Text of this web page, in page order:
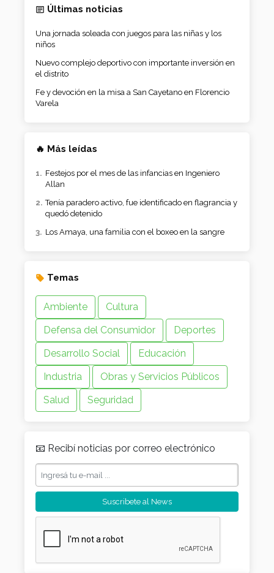
Últimas noticias
Una jornada soleada con juegos para las niñas y los
niños
Nuevo complejo deportivo con importante inversión en
el distrito
Fe y devoción en la misa a San Cayetano en Florencio
Varela
🔥 Más leídas
Festejos por el mes de las infancias en Ingeniero
Allan
Tenía paradero activo, fue identificado en flagrancia y
quedó detenido
Los Amaya, una familia con el boxeo en la sangre
Temas
Ambiente
Cultura
Defensa del Consumidor
Deportes
Desarrollo Social
Educación
Industria
Obras y Servicios Públicos
Salud
Seguridad
📧 Recibí noticias por correo electrónico